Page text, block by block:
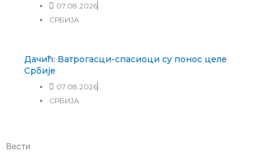
07.08.2026
СРБИЈА
Дачић: Ватрогасци-спасиоци су понос целе
Србије
07.08.2026
СРБИЈА
Вести